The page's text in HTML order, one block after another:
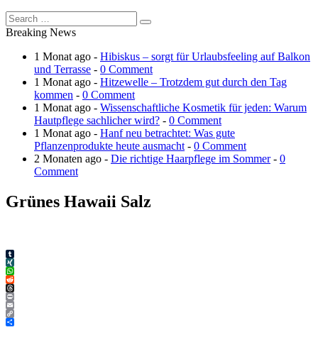
Breaking News
1 Monat ago - Hibiskus – sorgt für Urlaubsfeeling auf Balkon
und Terrasse - 0 Comment
1 Monat ago - Hitzewelle – Trotzdem gut durch den Tag
kommen - 0 Comment
1 Monat ago - Wissenschaftliche Kosmetik für jeden: Warum
Hautpflege sachlicher wird? - 0 Comment
1 Monat ago - Hanf neu betrachtet: Was gute
Pflanzenprodukte heute ausmacht - 0 Comment
2 Monaten ago - Die richtige Haarpflege im Sommer- 0
Comment
Grünes Hawaii Salz
Tumblr
XING
WhatsApp
Reddit
Threads
Print
Email
Copy
Link
Teilen